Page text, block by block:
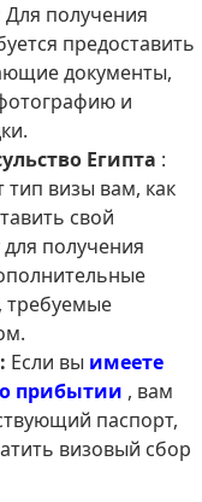
Для получения
предоставить
документы,
и
Египта :
тип визы вам, как
свой
получения
Если вы имеете
прибытии , вам
паспорт,
визовый сбор